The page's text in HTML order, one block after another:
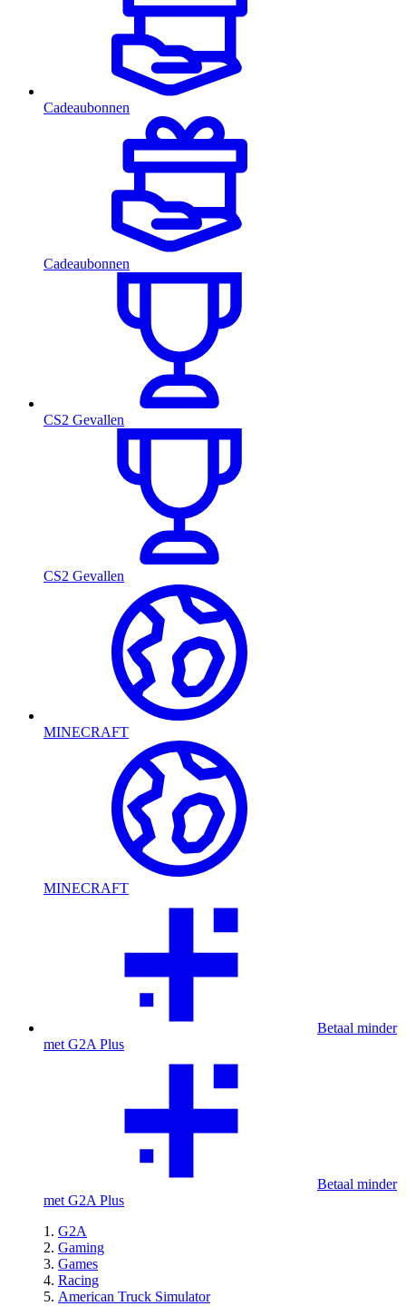
Cadeaubonnen
Cadeaubonnen
CS2 Gevallen
CS2 Gevallen
MINECRAFT
MINECRAFT
Betaal minder
met G2A Plus
Betaal minder
met G2A Plus
G2A
Gaming
Games
Racing
American Truck Simulator